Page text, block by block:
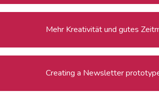
Mehr Kreativität und gutes
Creating a Newsletter